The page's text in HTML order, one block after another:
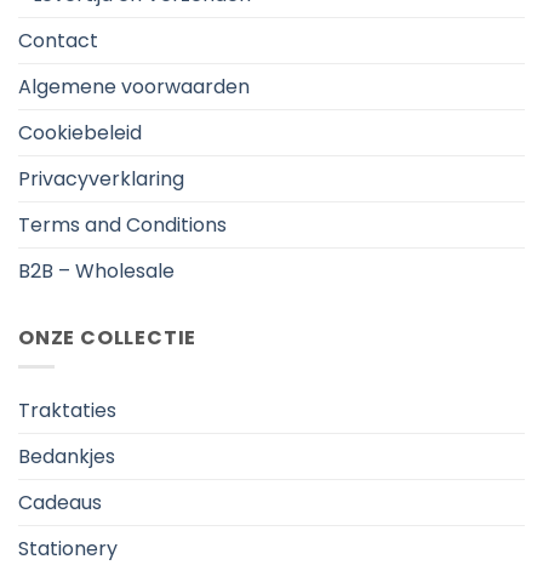
Contact
Algemene voorwaarden
Cookiebeleid
Privacyverklaring
Terms and Conditions
B2B – Wholesale
ONZE COLLECTIE
Traktaties
Bedankjes
Cadeaus
Stationery